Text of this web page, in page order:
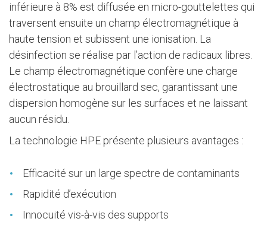
inférieure à 8% est diffusée en micro-gouttelettes qui
traversent ensuite un champ électromagnétique à
haute tension et subissent une ionisation. La
désinfection se réalise par l’action de radicaux libres.
Le champ électromagnétique confère une charge
électrostatique au brouillard sec, garantissant une
dispersion homogène sur les surfaces et ne laissant
aucun résidu.
La technologie HPE présente plusieurs avantages :
Efficacité sur un large spectre de contaminants
Rapidité d’exécution
Innocuité vis-à-vis des supports